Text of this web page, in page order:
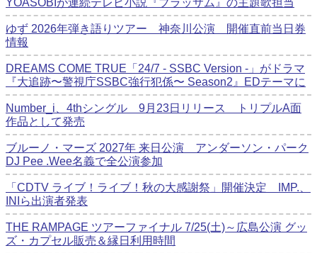
YOASOBIが連続テレビ小説『ブラッサム』の主題歌担当
ゆず 2026年弾き語りツアー 神奈川公演 開催直前当日券
情報
DREAMS COME TRUE「24/7 - SSBC Version -」がドラマ
『大追跡〜警視庁SSBC強行犯係〜 Season2』EDテーマに
Number_i、4thシングル 9月23日リリース トリプルA面
作品として発売
ブルーノ・マーズ 2027年 来日公演 アンダーソン・パーク
DJ Pee .Wee名義で全公演参加
「CDTV ライブ！ライブ！秋の大感謝祭」開催決定 IMP.、
INIら出演者発表
THE RAMPAGE ツアーファイナル 7/25(土)～広島公演 グッ
ズ・カプセル販売＆縁日利用時間